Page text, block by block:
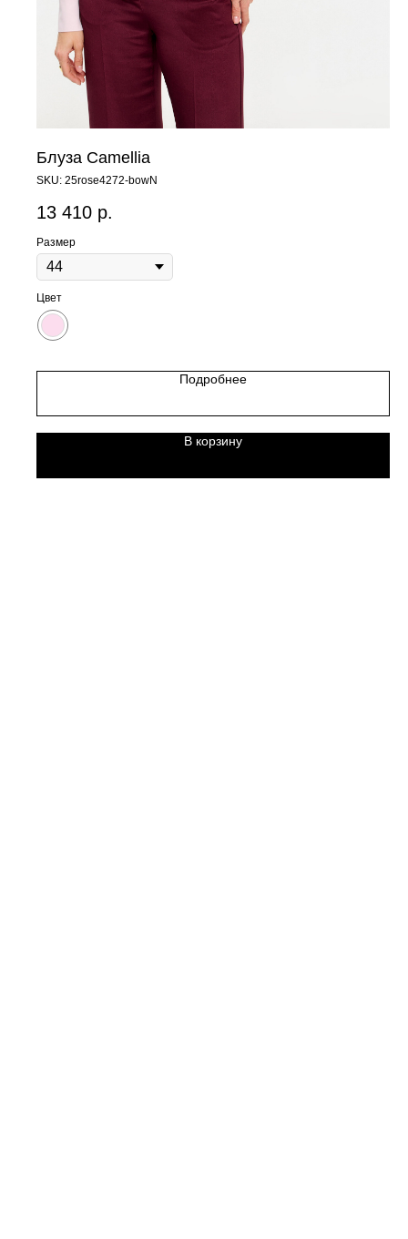
Блуза Camellia
SKU: 25rose4272-bowN
13 410 р.
Размер
Цвет
Подробнее
В корзину